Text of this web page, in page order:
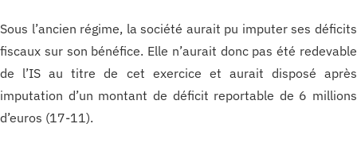
Sous l’ancien régime, la société aurait pu imputer ses déficits
fiscaux sur son bénéfice. Elle n’aurait donc pas été redevable
de l’IS au titre de cet exercice et aurait disposé après
imputation d’un montant de déficit reportable de 6 millions
d’euros (17-11).